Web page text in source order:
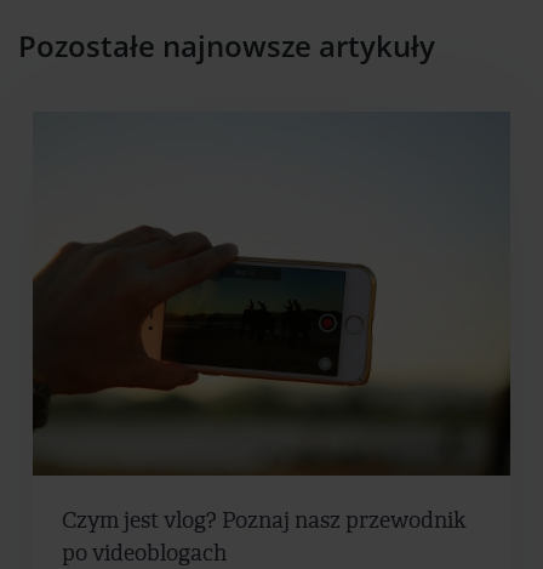
Pozostałe najnowsze artykuły
Czym jest vlog? Poznaj nasz przewodnik
po videoblogach